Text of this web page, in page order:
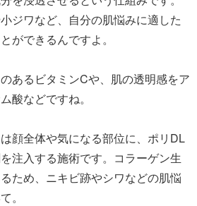
ジワなど、自分の肌悩みに適した
ができるんですよ。
あるビタミンCや、肌の透明感をア
酸などですね。
顔全体や気になる部位に、ポリDL
注入する施術です。コラーゲン生
ため、ニキビ跡やシワなどの肌悩
。